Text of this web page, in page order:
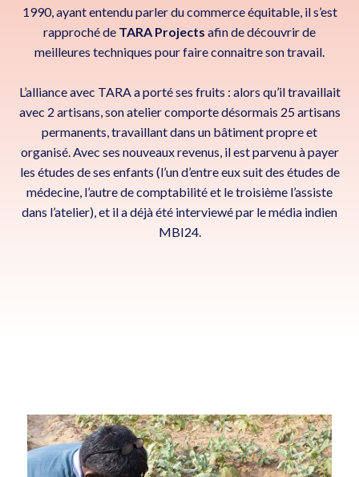
1990, ayant entendu parler du commerce équitable, il s’est
rapproché de TARA Projects afin de découvrir de
meilleures techniques pour faire connaitre son travail.
L’alliance avec TARA a porté ses fruits : alors qu’il travaillait
avec 2 artisans, son atelier comporte désormais 25 artisans
permanents, travaillant dans un bâtiment propre et
organisé. Avec ses nouveaux revenus, il est parvenu à payer
les études de ses enfants (l’un d’entre eux suit des études de
médecine, l’autre de comptabilité et le troisième l’assiste
dans l’atelier), et il a déjà été interviewé par le média indien
MBI24.